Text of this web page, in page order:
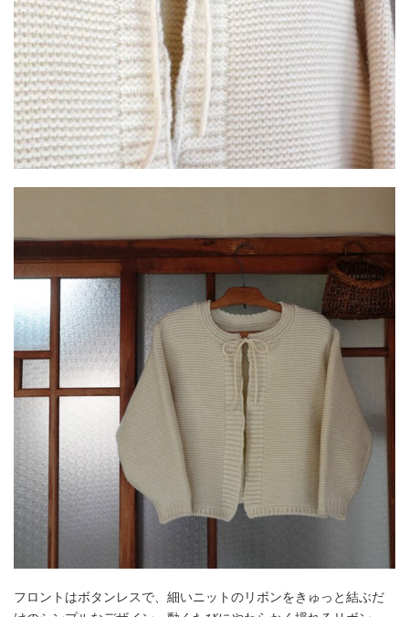
フロントはボタンレスで、細いニットのリボンをきゅっと結ぶだ